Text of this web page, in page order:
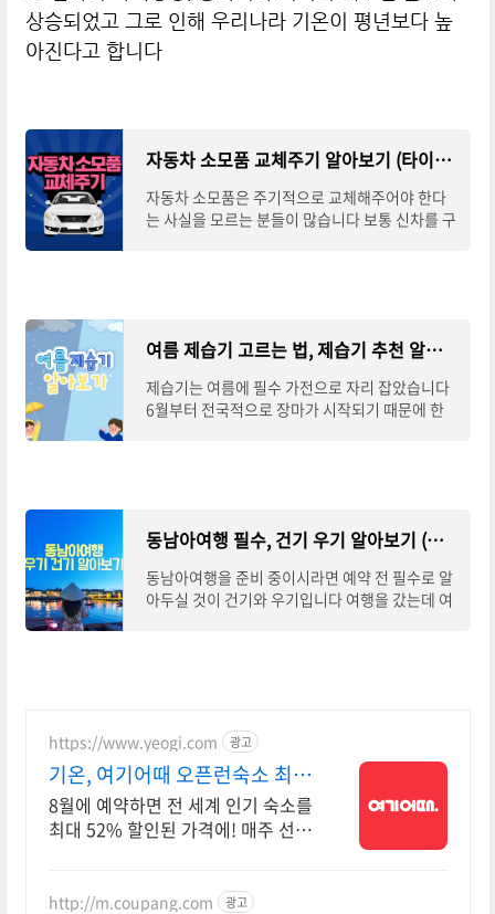
상승되었고 그로 인해 우리나라 기온이 평년보다 높
아진다고 합니다
자동차 소모품 교체주기 알아보기 (타이어 엔진오일 필터 브레이크패드 배터리)
자동차 소모품은 주기적으로 교체해주어야 한다
는 사실을 모르는 분들이 많습니다 보통 신차를 구
여름 제습기 고르는 법, 제습기 추천 알아보기
제습기는 여름에 필수 가전으로 자리 잡았습니다
6월부터 전국적으로 장마가 시작되기 때문에 한
동남아여행 필수, 건기 우기 알아보기 (태국, 베트남, 말레이시아, 필리핀, 싱가포르, 인도네시아
동남아여행을 준비 중이시라면 예약 전 필수로 알
아두실 것이 건기와 우기입니다 여행을 갔는데 여
https://www.yeogi.com 광고
기온, 여기어때 오픈런숙소 최대
81% 할인
8월에 예약하면 전 세계 인기 숙소를
최대 52% 할인된 가격에! 매주 선착
http://m.coupang.com 광고